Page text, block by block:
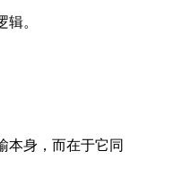
辑。
本身，而在于它同